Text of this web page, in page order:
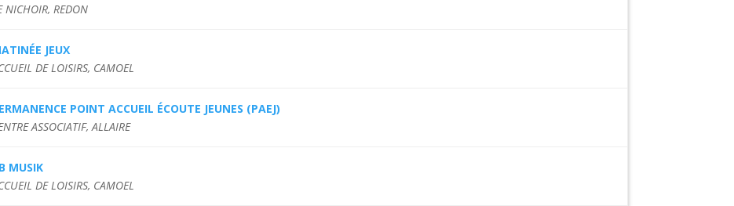
NICHOIR, REDON
JEUX
DE LOISIRS, CAMOEL
POINT ACCUEIL ÉCOUTE JEUNES (PAEJ)
ASSOCIATIF, ALLAIRE
MUSIK
DE LOISIRS, CAMOEL